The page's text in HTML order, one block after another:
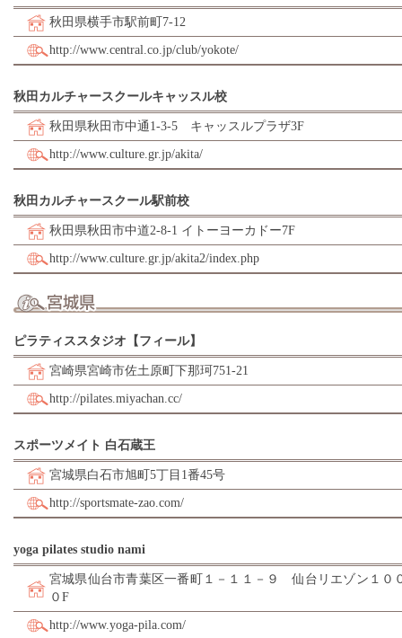
秋田県横手市駅前町7-12
http://www.central.co.jp/club/yokote/
秋田カルチャースクールキャッスル校
秋田県秋田市中通1-3-5 キャッスルプラザ3F
http://www.culture.gr.jp/akita/
秋田カルチャースクール駅前校
秋田県秋田市中道2-8-1 イトーヨーカドー7F
http://www.culture.gr.jp/akita2/index.php
ピラティススタジオ【フィール】
宮崎県宮崎市佐土原町下那珂751-21
http://pilates.miyachan.cc/
スポーツメイト 白石蔵王
宮城県白石市旭町5丁目1番45号
http://sportsmate-zao.com/
yoga pilates studio nami
宮城県仙台市青葉区一番町１－１１－９ 仙台リエゾン１
０F
http://www.yoga-pila.com/